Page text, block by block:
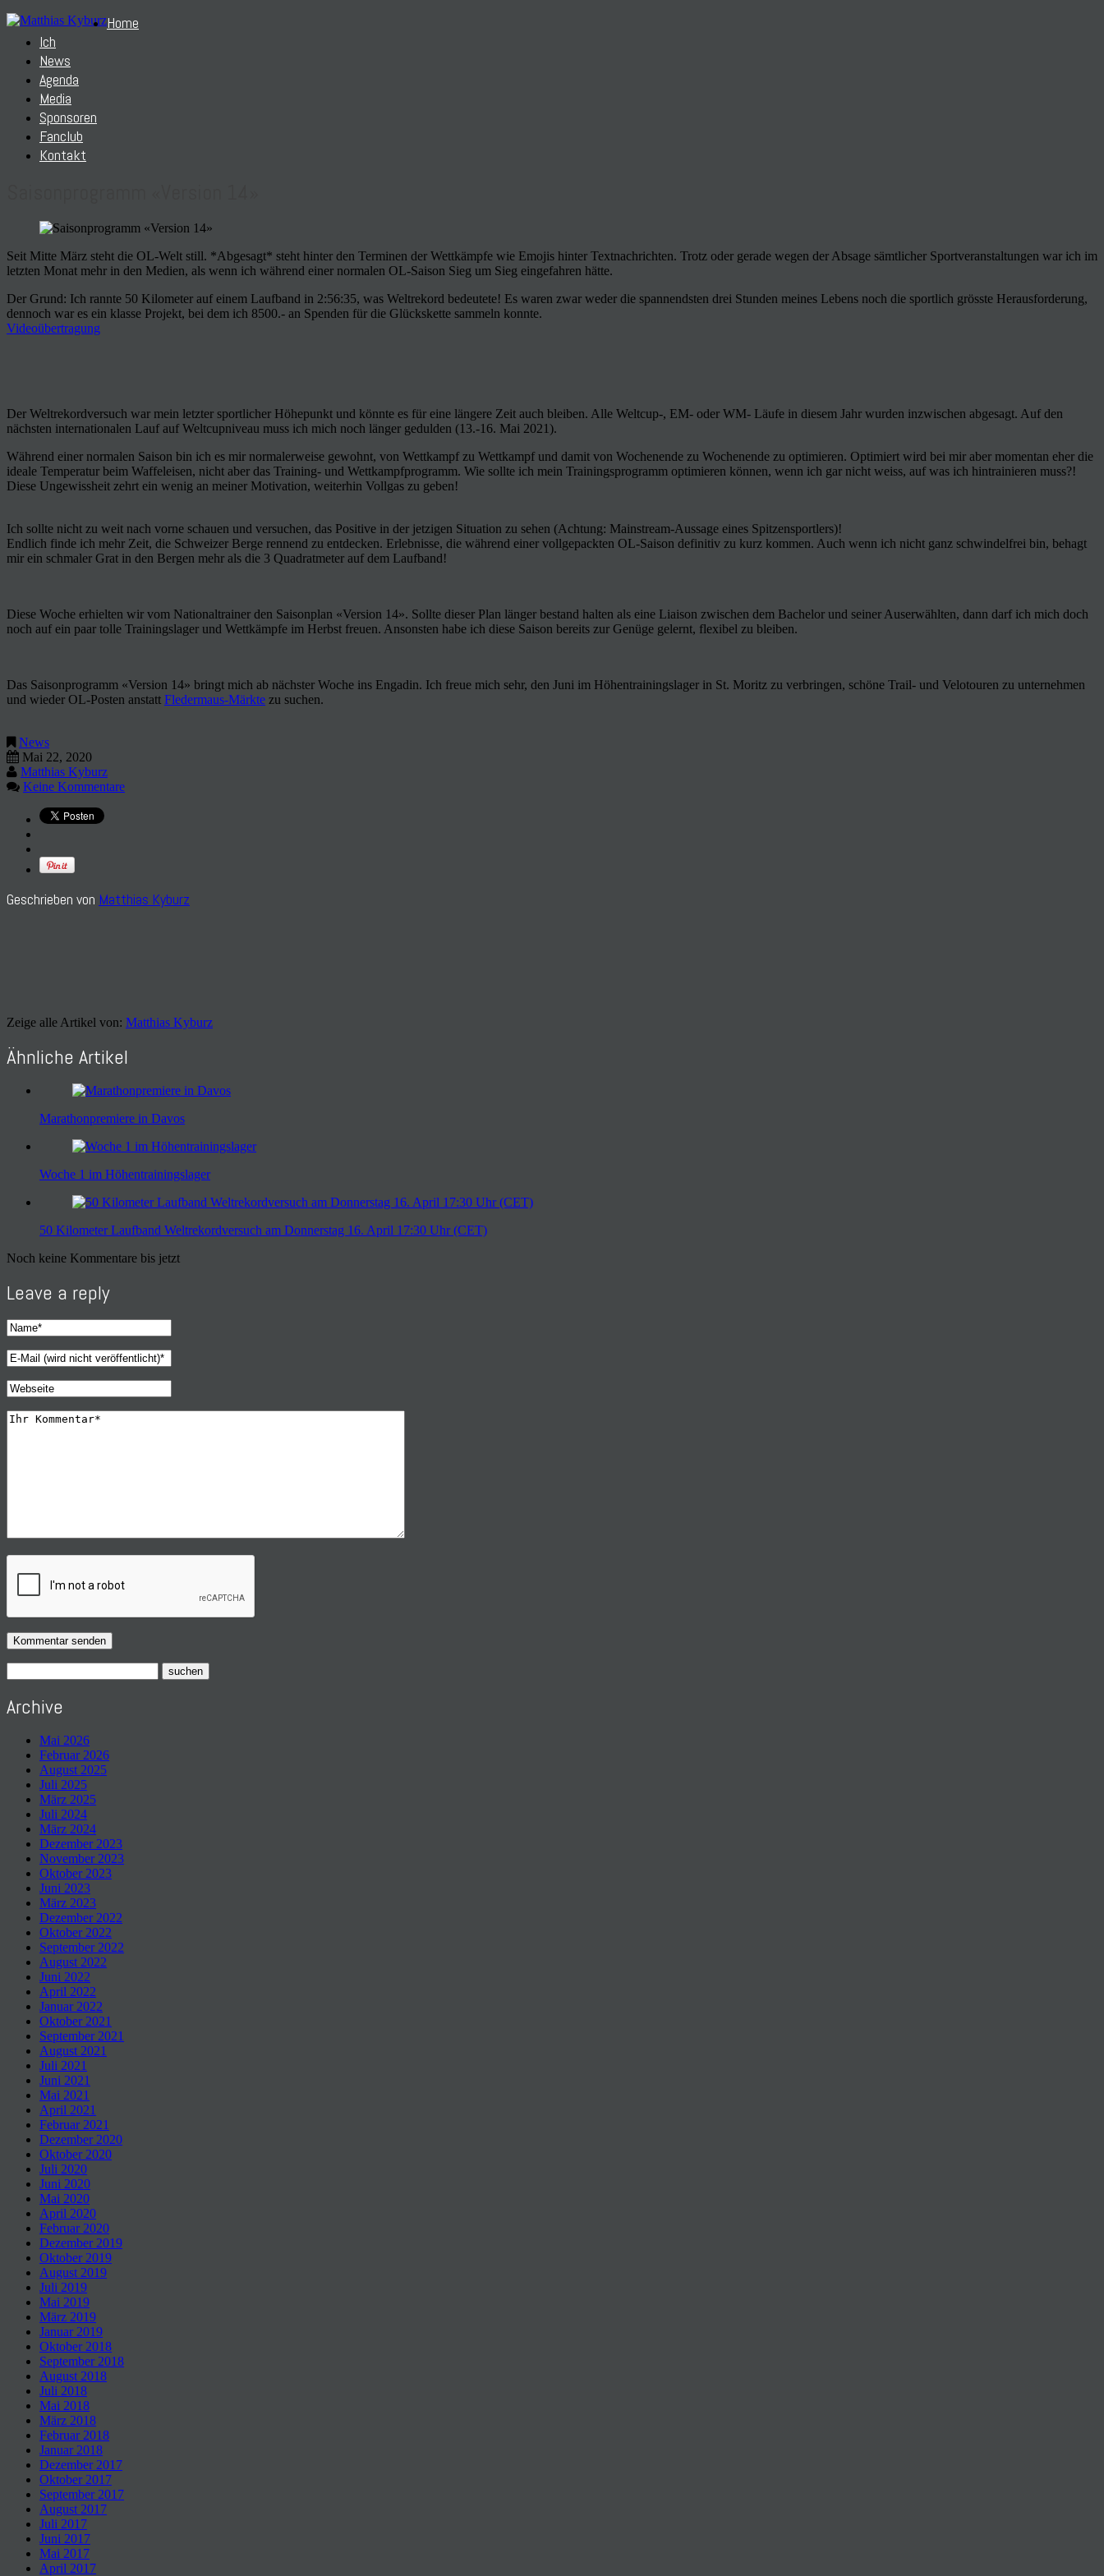
Home
Ich
News
Agenda
Media
Sponsoren
Fanclub
Kontakt
Seit Mitte März steht die OL-Welt still. *Abgesagt* steht hinter den Terminen der Wettkämpfe wie Emojis hinter Textnachrichten. Trotz oder gerade wegen der Absage sämtlicher Sportveranstaltungen war ich im
letzten Monat mehr in den Medien, als wenn ich während einer normalen OL-Saison Sieg um Sieg eingefahren hätte.
Der Grund: Ich rannte 50 Kilometer auf einem Laufband in 2:56:35, was Weltrekord bedeutete! Es waren zwar weder die spannendsten drei Stunden meines Lebens noch die sportlich grösste Herausforderung,
dennoch war es ein klasse Projekt, bei dem ich 8500.- an Spenden für die Glückskette sammeln konnte.
Videoübertragung
Der Weltrekordversuch war mein letzter sportlicher Höhepunkt und könnte es für eine längere Zeit auch bleiben. Alle Weltcup-, EM- oder WM- Läufe in diesem Jahr wurden inzwischen abgesagt. Auf den
nächsten internationalen Lauf auf Weltcupniveau muss ich mich noch länger gedulden (13.-16. Mai 2021).
Während einer normalen Saison bin ich es mir normalerweise gewohnt, von Wettkampf zu Wettkampf und damit von Wochenende zu Wochenende zu optimieren. Optimiert wird bei mir aber momentan eher die
ideale Temperatur beim Waffeleisen, nicht aber das Training- und Wettkampfprogramm. Wie sollte ich mein Trainingsprogramm optimieren können, wenn ich gar nicht weiss, auf was ich hintrainieren muss?!
Diese Ungewissheit zehrt ein wenig an meiner Motivation, weiterhin Vollgas zu geben!
Ich sollte nicht zu weit nach vorne schauen und versuchen, das Positive in der jetzigen Situation zu sehen (Achtung: Mainstream-Aussage eines Spitzensportlers)!
Endlich finde ich mehr Zeit, die Schweizer Berge rennend zu entdecken. Erlebnisse, die während einer vollgepackten OL-Saison definitiv zu kurz kommen. Auch wenn ich nicht ganz schwindelfrei bin, behagt
mir ein schmaler Grat in den Bergen mehr als die 3 Quadratmeter auf dem Laufband!
Diese Woche erhielten wir vom Nationaltrainer den Saisonplan «Version 14». Sollte dieser Plan länger bestand halten als eine Liaison zwischen dem Bachelor und seiner Auserwählten, dann darf ich mich doch
noch auf ein paar tolle Trainingslager und Wettkämpfe im Herbst freuen. Ansonsten habe ich diese Saison bereits zur Genüge gelernt, flexibel zu bleiben.
Das Saisonprogramm «Version 14» bringt mich ab nächster Woche ins Engadin. Ich freue mich sehr, den Juni im Höhentrainingslager in St. Moritz zu verbringen, schöne Trail- und Velotouren zu unternehmen
und wieder OL-Posten anstatt Fledermaus-Märkte zu suchen.
News
Mai 22, 2020
Matthias Kyburz
Keine Kommentare
Geschrieben von Matthias Kyburz
Zeige alle Artikel von: Matthias Kyburz
Ähnliche Artikel
Marathonpremiere in Davos
Woche 1 im Höhentrainingslager
50 Kilometer Laufband Weltrekordversuch am Donnerstag 16. April 17:30 Uhr (CET)
Noch keine Kommentare bis jetzt
Leave a reply
Archive
Mai 2026
Februar 2026
August 2025
Juli 2025
März 2025
Juli 2024
März 2024
Dezember 2023
November 2023
Oktober 2023
Juni 2023
März 2023
Dezember 2022
Oktober 2022
September 2022
August 2022
Juni 2022
April 2022
Januar 2022
Oktober 2021
September 2021
August 2021
Juli 2021
Juni 2021
Mai 2021
April 2021
Februar 2021
Dezember 2020
Oktober 2020
Juli 2020
Juni 2020
Mai 2020
April 2020
Februar 2020
Dezember 2019
Oktober 2019
August 2019
Juli 2019
Mai 2019
März 2019
Januar 2019
Oktober 2018
September 2018
August 2018
Juli 2018
Mai 2018
März 2018
Februar 2018
Januar 2018
Dezember 2017
Oktober 2017
September 2017
August 2017
Juli 2017
Juni 2017
Mai 2017
April 2017